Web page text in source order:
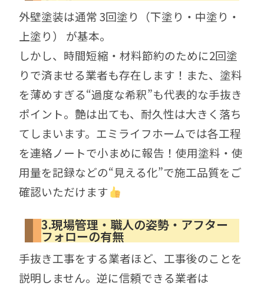
外壁塗装は通常 3回塗り（下塗り・中塗り・
上塗り） が基本。
しかし、時間短縮・材料節約のために2回塗
りで済ませる業者も存在します！ また、塗料
を薄めすぎる“過度な希釈”も代表的な手抜き
ポイント。 艶は出ても、耐久性は大きく落ち
てしまいます。 エミライフホームでは各工程
を連絡ノートで小まめに報告！使用塗料・使
用量を記録などの“見える化”で施工品質をご
確認いただけます
3.現場管理・職人の姿勢・アフター
フォローの有無
手抜き工事をする業者ほど、工事後のことを
説明しません。逆に信頼できる業者は